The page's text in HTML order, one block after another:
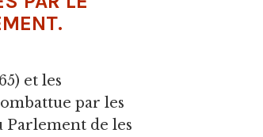
et les
par les
Parlement de les